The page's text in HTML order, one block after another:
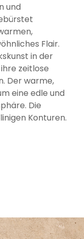
und
Flair.
in der
zeitlose
Der warme,
eine edle und
Die
Konturen.